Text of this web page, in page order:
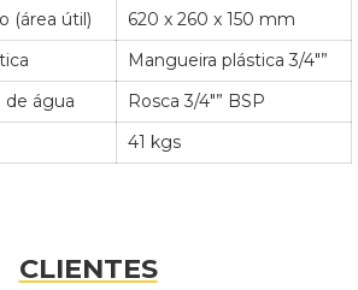
(área útil)
620 x 260 x 150 mm
Mangueira plástica 3/4″”
de água
Rosca 3/4″” BSP
41 kgs
CLIENTES